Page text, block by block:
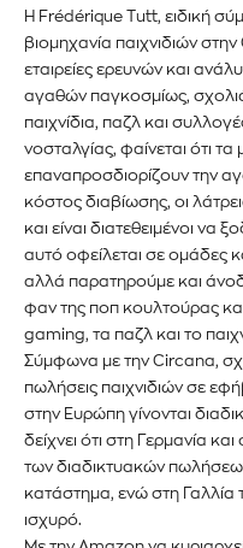
Διάβασα και
Η Frédérique Tutt, ειδική
βιομηχανία παιχνιδιών
εταιρείες ερευνών και
αγαθών παγκοσμίως,
παιχνίδια, παζλ και
νοσταλγίας, φαίνεται ότι τα
επαναπροσδιορίζουν την
κόστος διαβίωσης, οι
και είναι διατεθειμένοι να
αυτό οφείλεται σε ομάδες
αλλά παρατηρούμε και
φαν της ποπ κουλτούρας
gaming, τα παζλ και το
Σύμφωνα με την Circana,
πωλήσεις παιχνιδιών σε
στην Ευρώπη γίνονται
δείχνει ότι στη Γερμανία
των διαδικτυακών
κατάστημα, ενώ στη Γαλλία
ισχυρό.